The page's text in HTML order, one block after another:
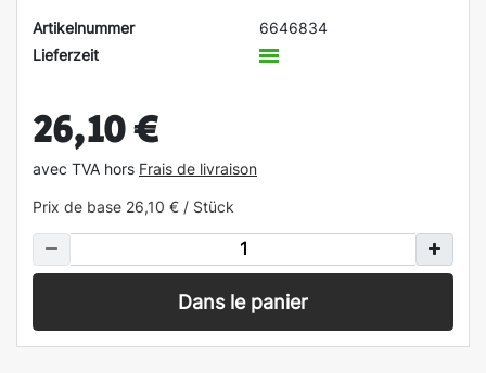
Artikelnummer
6646834
Lieferzeit
26,10 €
avec TVA hors Frais de livraison
Prix de base 26,10 € / Stück
Dans le panier